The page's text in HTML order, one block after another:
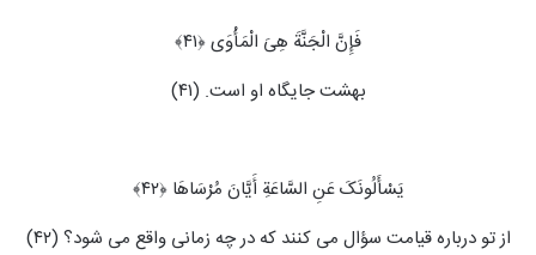
فَإِنَّ الْجَنَّةَ هِیَ الْمَأْوَى ﴿۴۱﴾
بهشت جایگاه او است. (۴۱)
یَسْأَلُونَکَ عَنِ السَّاعَةِ أَیَّانَ مُرْسَاهَا ﴿۴۲﴾
از تو درباره قیامت سؤال می ‏کنند که در چه زمانی واقع می‏ شود؟ (۴۲)